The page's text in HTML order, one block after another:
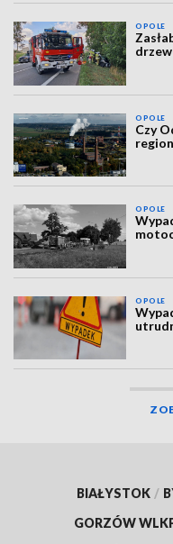
OPOLE
OPOLE
Czy
OPOLE
OPOLE
BIAŁYSTOK /
GORZÓW